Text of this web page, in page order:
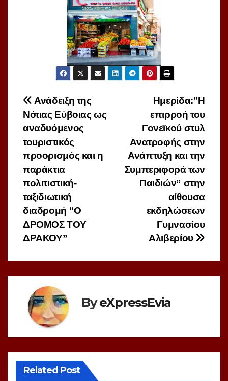
Πλοήγηση
άρθρων
Ημερίδα:”Η
επιρροή του
Γονεϊκού στυλ
Ανατροφής στην
Ανάπτυξη και την
Συμπεριφορά των
Παιδιών” στην
αίθουσα
εκδηλώσεων
Γυμνασίου
Αλιβερίου
Ανάδειξη της
Νότιας Εύβοιας ως
αναδυόμενος
τουριστικός
προορισμός και η
παράκτια
πολιτιστική-
ταξιδιωτική
διαδρομή “Ο
ΔΡΟΜΟΣ ΤΟΥ
ΔΡΑΚΟΥ”
ByeXpressEvia
Related Post